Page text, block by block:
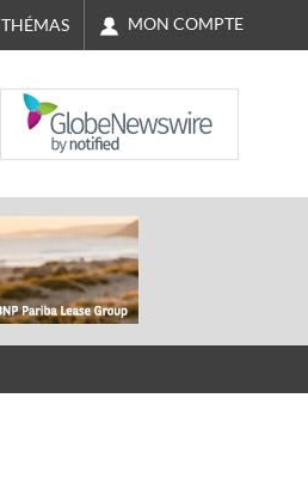
THÉMAS MON COMPTE
NASDAQ